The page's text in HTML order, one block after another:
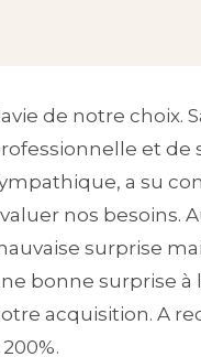
de notre choix.
et de
a su
nos besoins.
surprise
bonne surprise à
acquisition. A
200%.